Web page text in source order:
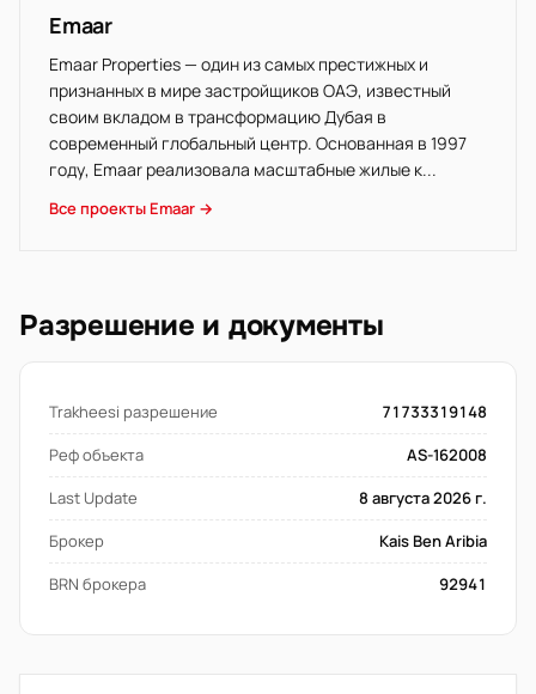
Emaar
Emaar Properties — один из самых престижных и
признанных в мире застройщиков ОАЭ, известный
своим вкладом в трансформацию Дубая в
современный глобальный центр. Основанная в 1997
году, Emaar реализовала масштабные жилые к...
Все проекты Emaar →
Разрешение и документы
Trakheesi разрешение
71733319148
Реф объекта
AS-162008
Last Update
8 августа 2026 г.
Брокер
Kais Ben Aribia
BRN брокера
92941